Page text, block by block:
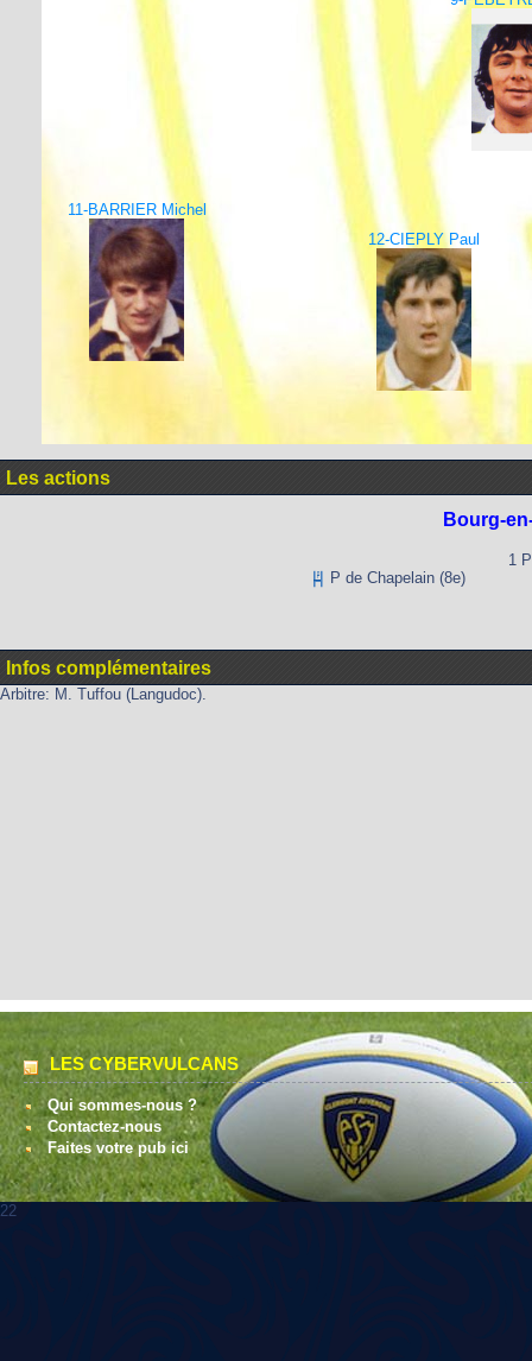
11-BARRIER Michel
12-CIEPLY Paul
Les actions
Bourg-
1 P
P de Chapelain (8e)
Infos complémentaires
Arbitre: M. Tuffou (Langudoc).
LES CYBERVULCANS
Qui sommes-nous ?
Contactez-nous
Faites votre pub ici
22